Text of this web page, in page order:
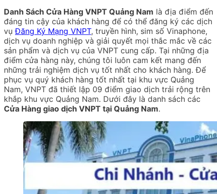
Danh Sách Cửa Hàng VNPT Quảng Nam là địa điểm đến
đáng tin cậy của khách hàng để có thể đăng ký các dịch
vụĐăng Ký Mạng VNPT, truyền hình, sim số Vinaphone,
dịch vụ doanh nghiệp và giải quyết mọi thắc mắc về các
sản phẩm và dịch vụ của VNPT cung cấp. Tại những địa
điểm cửa hàng này, chúng tôi luôn cam kết mang đến
những trải nghiệm dịch vụ tốt nhất cho khách hàng. Để
phục vụ quý khách hàng tốt nhất tại khu vực Quảng
Nam, VNPT đã thiết lập 09 điểm giao dịch trải rộng trên
khắp khu vực Quảng Nam. Dưới đây là danh sách các
Cửa Hàng giao dịch VNPT tại Quảng Nam.